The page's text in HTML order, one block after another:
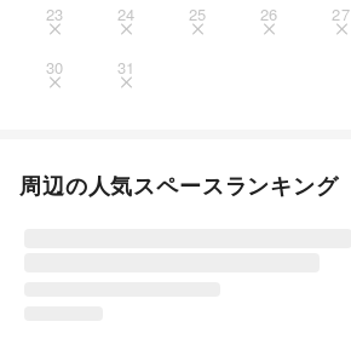
23 24 25 26 27
30 31
周辺の人気スペースランキング